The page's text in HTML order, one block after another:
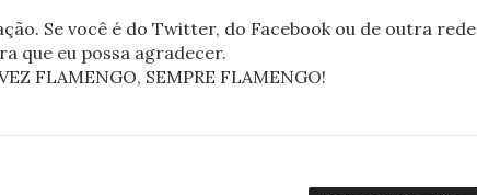
Se você é do Twitter, do Facebook ou de outra rede
que eu possa agradecer.
FLAMENGO, SEMPRE FLAMENGO!